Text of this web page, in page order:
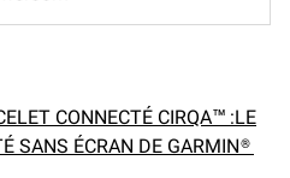
CONNECTÉ CIRQA™ :LE
SANS ÉCRAN DE GARMIN®